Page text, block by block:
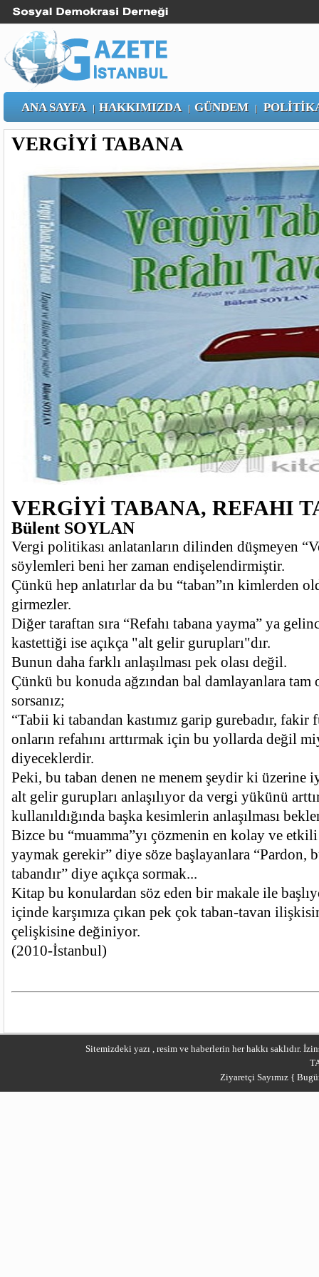
ANA SAYFA | HAKKIMIZDA | GÜNDEM|
VERGİYİ TABANA
VERGİYİ TABANA, REFAHI
Bülent SOYLAN
Vergi politikası anlatanların dilinden düşmeyen
söylemleri beni her zaman endişelendirmiştir.
Çünkü hep anlatırlar da bu “taban”ın kimlerden
girmezler.
Diğer taraftan sıra “Refahı tabana yayma” ya
kastettiği ise açıkça "alt gelir gurupları"dır.
Bunun daha farklı anlaşılması pek olası değil.
Çünkü bu konuda ağzından bal damlayanlara tam
sorsanız;
“Tabii ki tabandan kastımız garip gurebadır, fakir
onların refahını arttırmak için bu yollarda değil
diyeceklerdir.
Peki, bu taban denen ne menem şeydir ki üzerine
alt gelir gurupları anlaşılıyor da vergi yükünü
kullanıldığında başka kesimlerin anlaşılması
Bizce bu “muamma”yı çözmenin en kolay ve
yaymak gerekir” diye söze başlayanlara “Pardon,
tabandır” diye açıkça sormak...
Kitap bu konulardan söz eden bir makale ile
içinde karşımıza çıkan pek çok taban-tavan
çelişkisine değiniyor.
(2010-İstanbul)
Sitemizdeki yazı , resim ve haberlerin her hakkı saklıdır.
Ziyaretçi Sayımız {